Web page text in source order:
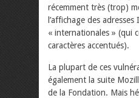
récemment très (trop)
l’affichage des
« internationales » (qui
caractères accentués).
La plupart de ces
également la suite
de la Fondation. Mais